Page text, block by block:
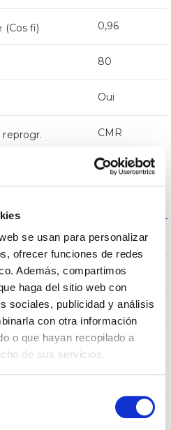
se usan para personalizar
ofrecer funciones de redes
Además, compartimos
haga del sitio web con
sociales, publicidad y análisis
con otra información
o que hayan recopilado a
de sus servicios.
(Cos fi) 0,96
80
Oui
CMR
Monture en crosse
0,252m2
750x336x114mm
Monture en crosse